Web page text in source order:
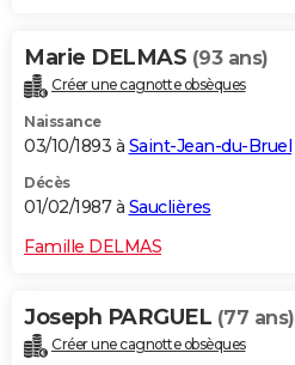
Marie DELMAS (93 ans)
Créer une cagnotte obsèques
Naissance
03/10/1893 à Saint-Jean-du-Bruel
Décès
01/02/1987 à Sauclières
Famille DELMAS
Joseph PARGUEL (77 ans)
Créer une cagnotte obsèques